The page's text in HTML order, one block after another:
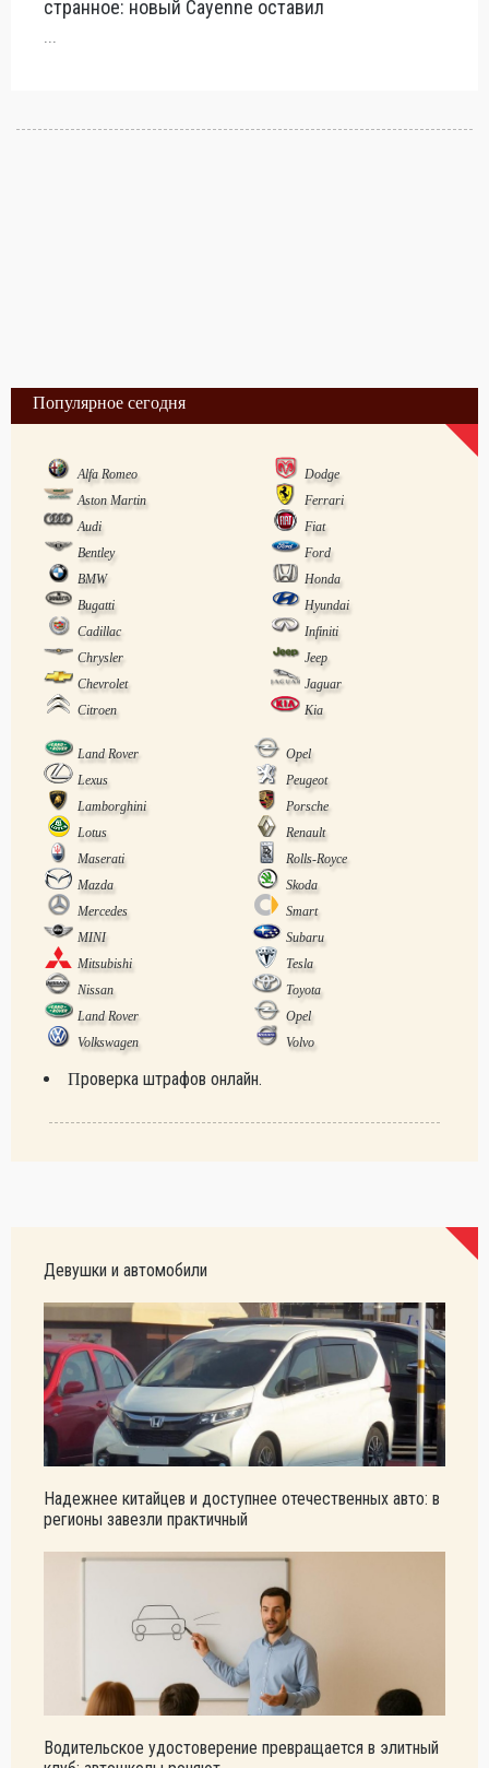
странное: новый Cayenne оставил
...
Популярное сегодня
Alfa Romeo
Dodge
Aston Martin
Ferrari
Audi
Fiat
Bentley
Ford
BMW
Honda
Bugatti
Hyundai
Cadillac
Infiniti
Chrysler
Jeep
Chevrolet
Jaguar
Citroen
Kia
Land Rover
Opel
Lexus
Peugeot
Lamborghini
Porsche
Lotus
Renault
Maserati
Rolls-Royce
Mazda
Skoda
Mercedes
Smart
MINI
Subaru
Mitsubishi
Tesla
Nissan
Toyota
Land Rover
Opel
Volkswagen
Volvo
Проверка штрафов онлайн.
Девушки и автомобили
Надежнее китайцев и доступнее отечественных авто: в
регионы завезли практичный
Водительское удостоверение превращается в элитный